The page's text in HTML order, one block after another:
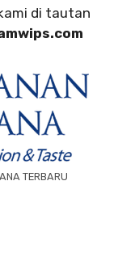
di tautan
TERBARU